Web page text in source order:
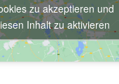
zu akzeptieren und
Inhalt zu aktivieren